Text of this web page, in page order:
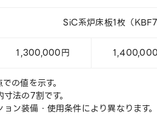
SiC系炉床板1枚（
1,300,000円
の値を示す。
法の7割です。
ン装備・使用条件により異なります。